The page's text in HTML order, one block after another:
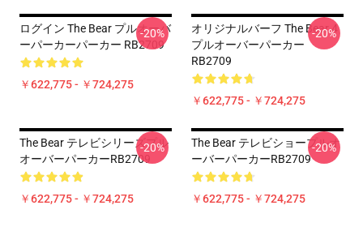
ログイン The Bear プルオーバ
ーパーカーパーカー RB2709
￥622,775 - ￥724,275
-20%
オリジナルバーフ The Bear 4
プルオーバーパーカー
RB2709
￥622,775 - ￥724,275
-20%
The Bear テレビシリーズプル
オーバーパーカーRB2709
￥622,775 - ￥724,275
-20%
The Bear テレビショープルオ
ーバーパーカーRB2709
￥622,775 - ￥724,275
-20%